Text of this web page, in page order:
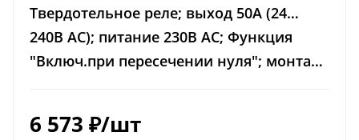
Твердотельное реле; выход 50А (24…
240В АС); питание 230В AC; Функция
"Включ.при пересечении нуля"; монтаж
6 573 ₽/шт